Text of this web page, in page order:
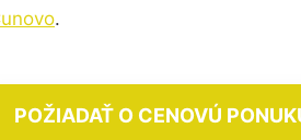
.
POŽIADAŤ O CENOVÚ